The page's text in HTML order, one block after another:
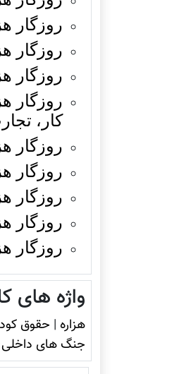
روزگار
روزگار
روزگار
کار،
روزگار
روزگار
روزگار
روزگار
روزگار
واژه های
هزاره | حقوق
جنگ های